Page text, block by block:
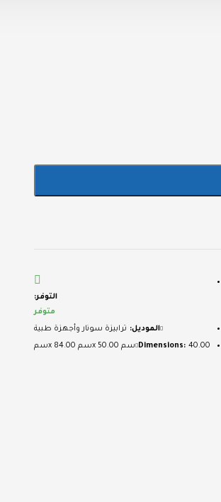
التوفر:
متوفر
الموديل: ترابيزة سونار وأجهزة طبية
Dimensions: 40.00سم x 50.00سم x 84.00سم